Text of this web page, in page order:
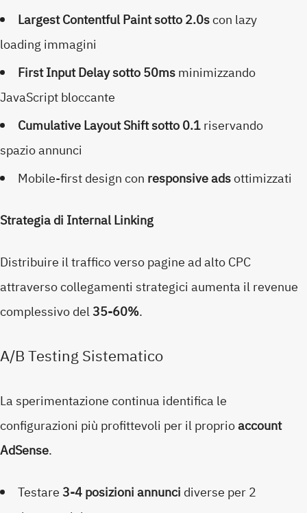
Largest Contentful Paint sotto 2.0scon lazy
loading immagini
First Input Delay sotto 50msminimizzando
JavaScript bloccante
Cumulative Layout Shift sotto 0.1riservando
spazio annunci
Mobile-first design con responsive adsottimizzati
Strategia di Internal Linking
Distribuire il traffico verso pagine ad alto CPC
attraverso collegamenti strategici aumenta il revenue
complessivo del35-60%.
A/B Testing Sistematico
La sperimentazione continua identifica le
configurazioni più profittevoli per il proprioaccount
AdSense.
Testare3-4 posizioni annunci diverse per 2